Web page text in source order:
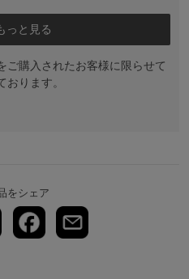
っと見る
購入されたお客様に限らせて
おります。
をシェア